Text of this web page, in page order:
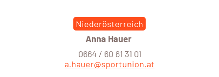
Niederösterreich
Anna Hauer
0664 / 60 61 31 01
a.hauer@sportunion.at